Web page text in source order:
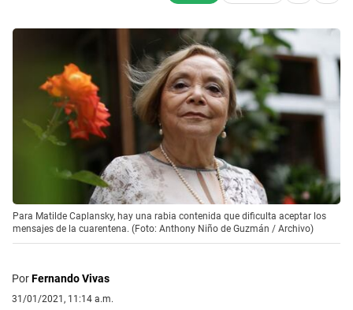
Para Matilde Caplansky, hay una rabia contenida que dificulta aceptar los
mensajes de la cuarentena. (Foto: Anthony Niño de Guzmán / Archivo)
PorFernando Vivas
31/01/2021, 11:14 a.m.